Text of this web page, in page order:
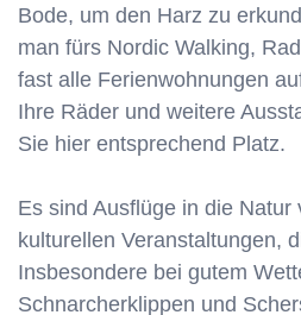
Bode, um den Harz zu
man fürs Nordic Walking,
fast alle Ferienwohnungen
Ihre Räder und weitere
Sie hier entsprechend Platz.
Es sind Ausflüge in die
kulturellen Veranstaltungen,
Insbesondere bei gutem
Schnarcherklippen und